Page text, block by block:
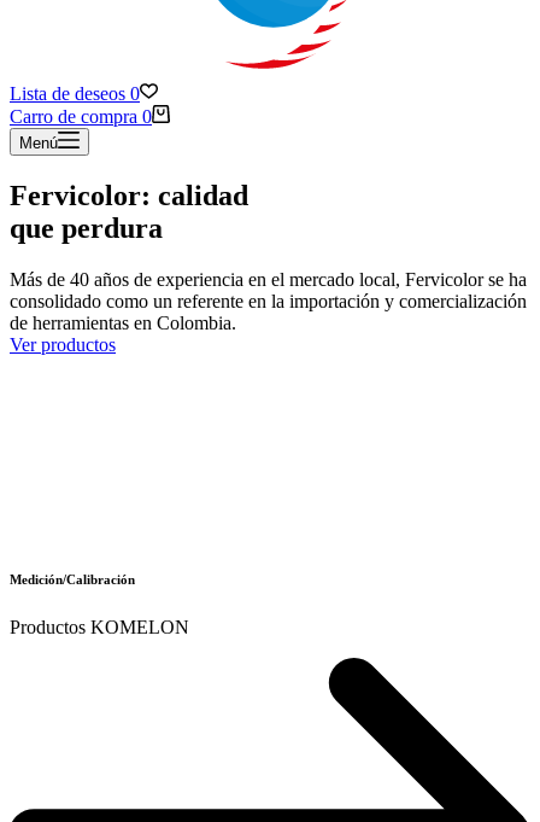
Lista de deseos 0
Carro de compra 0
Menú
Fervicolor: calidad
que perdura
Más de 40 años de experiencia en el mercado local, Fervicolor se ha
consolidado como un referente en la importación y comercialización
de herramientas en Colombia.
Ver productos
Medición/Calibración
Productos KOMELON